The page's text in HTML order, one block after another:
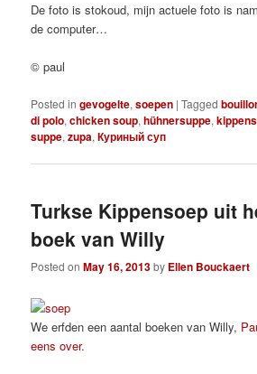
De foto is stokoud, mijn actuele foto is
de computer…
© paul
Posted in gevogelte,soepen |Tagged
di polo,chicken soup,hühnersuppe,
suppe,zupa,Куриный суп
Turkse Kippensoep uit
boek van Willy
Posted onMay 16, 2013by Ellen Bouckaert
We erfden een aantal boeken van Willy,
eens over.